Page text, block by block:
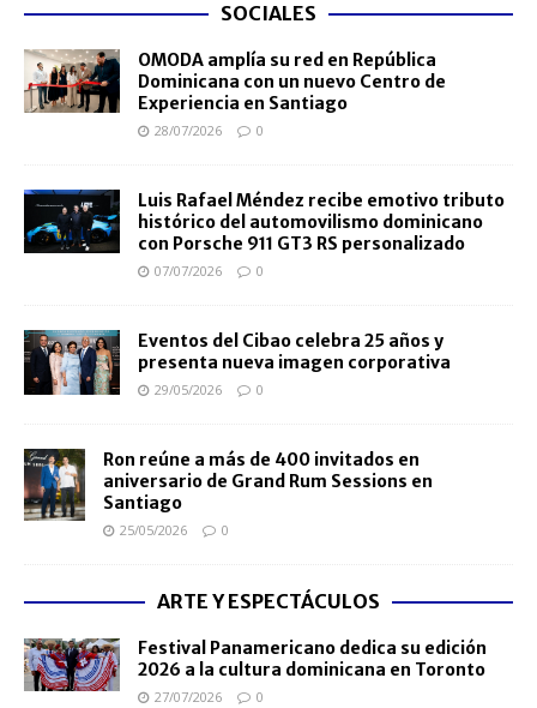
SOCIALES
OMODA amplía su red en República
Dominicana con un nuevo Centro de
Experiencia en Santiago
28/07/2026 0
Luis Rafael Méndez recibe emotivo tributo
histórico del automovilismo dominicano
con Porsche 911 GT3 RS personalizado
07/07/2026 0
Eventos del Cibao celebra 25 años y
presenta nueva imagen corporativa
29/05/2026 0
Ron reúne a más de 400 invitados en
aniversario de Grand Rum Sessions en
Santiago
25/05/2026 0
ARTE Y ESPECTÁCULOS
Festival Panamericano dedica su edición
2026 a la cultura dominicana en Toronto
27/07/2026 0